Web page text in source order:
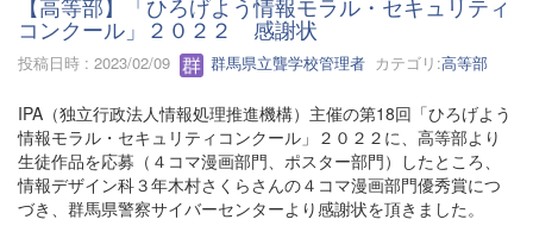
【高等部】「ひろげよう情報モラル・セキュリティ
コンクール」２０２２ 感謝状
投稿日時 : 2023/02/09 群馬県立聾学校管理者 カテゴリ:高等部
IPA（独立行政法人情報処理推進機構）主催の第18回「ひろげよう
情報モラル・セキュリティコンクール」２０２２に、高等部より
生徒作品を応募（４コマ漫画部門、ポスター部門）したところ、
情報デザイン科３年木村さくらさんの４コマ漫画部門優秀賞につ
づき、群馬県警察サイバーセンターより感謝状を頂きました。